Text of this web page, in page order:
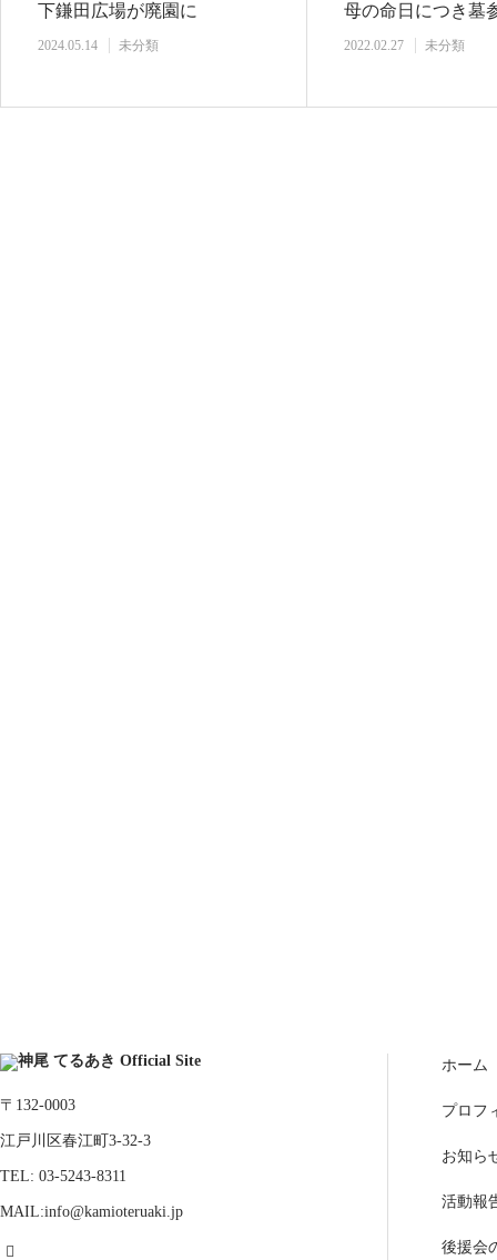
下鎌田広場が廃園に
2024.05.14 未分類
母の命日につき墓
2022.02.27 未分類
〒132-0003
江戸川区春江町3-32-3
TEL: 03-5243-8311
MAIL:info@kamioteruaki.jp
ホーム
プロフ
お知ら
活動報
後援会